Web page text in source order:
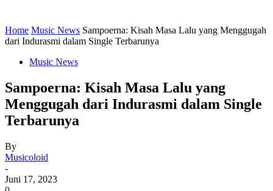
Home Music News Sampoerna: Kisah Masa Lalu yang Menggugah
dari Indurasmi dalam Single Terbarunya
Music News
Sampoerna: Kisah Masa Lalu yang
Menggugah dari Indurasmi dalam Single
Terbarunya
By
Musicoloid
-
Juni 17, 2023